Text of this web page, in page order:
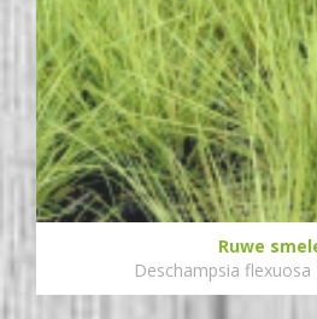
Ruwe
Deschampsia flexuosa